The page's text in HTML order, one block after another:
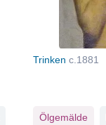
Trinken c.1881
Ölgemälde